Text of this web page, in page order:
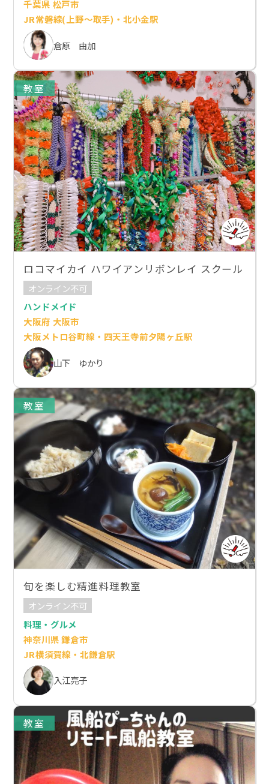
千葉県 松戸市
JR常磐線(上野～取手)・北小金駅
倉原 由加
教室
ロコマイカイ ハワイアンリボンレイ スクール
オンライン不可
ハンドメイド
大阪府 大阪市
大阪メトロ谷町線・四天王寺前夕陽ヶ丘駅
山下 ゆかり
教室
旬を楽しむ精進料理教室
オンライン不可
料理・グルメ
神奈川県 鎌倉市
JR横須賀線・北鎌倉駅
入江亮子
教室